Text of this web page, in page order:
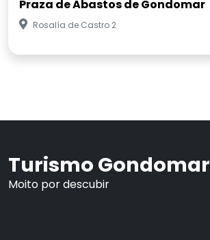
Praza de Abastos de Gondomar
Rosalía de Castro 2
Turismo Gondomar
Moito por descubir